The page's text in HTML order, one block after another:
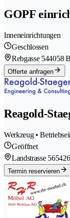
GOPF
Inneneinrichtungen
Geschlossen
Rebgasse 544058
Offerte anfragen
Reagold-
Werkzeug •
Geöffnet
Landstrasse 56
Termin reservieren